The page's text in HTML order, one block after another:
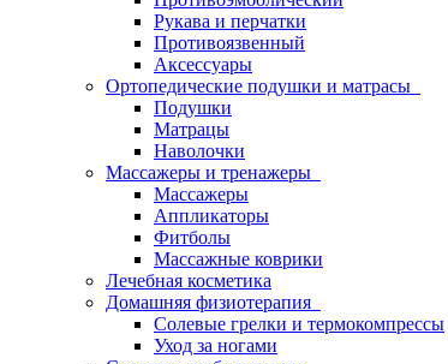
Рукава и перчатки
Противоязвенный
Аксессуары
Ортопедические подушки и матрасы
Подушки
Матрацы
Наволочки
Массажеры и тренажеры
Массажеры
Аппликаторы
Фитболы
Массажные коврики
Лечебная косметика
Домашняя физиотерапия
Солевые грелки и термокомпрессы
Уход за ногами